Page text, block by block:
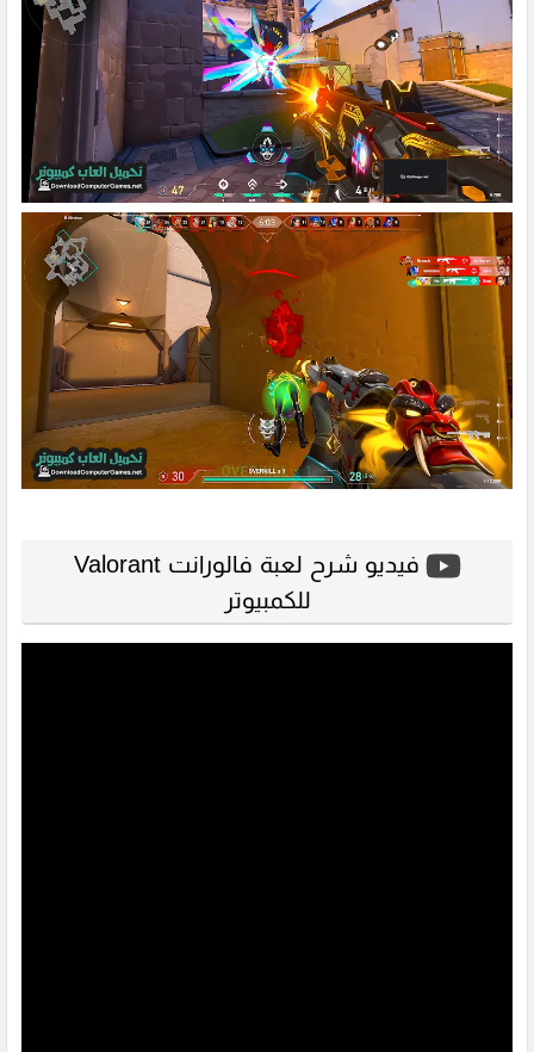
فيديو شرح لعبة فالورانت Valorant
للكمبيوتر